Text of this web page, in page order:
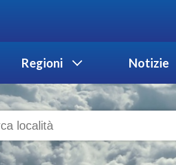
Regioni Notizie